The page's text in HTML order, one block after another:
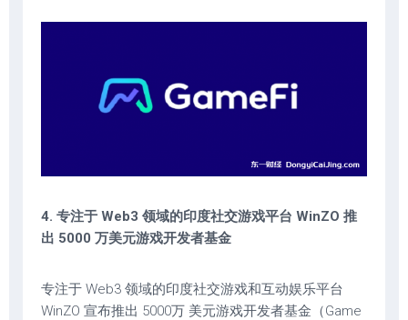
4. 专注于 Web3 领域的印度社交游戏平台 WinZO 推
出 5000 万美元游戏开发者基金
专注于 Web3 领域的印度社交游戏和互动娱乐平台
WinZO 宣布推出 5000万 美元游戏开发者基金（Game